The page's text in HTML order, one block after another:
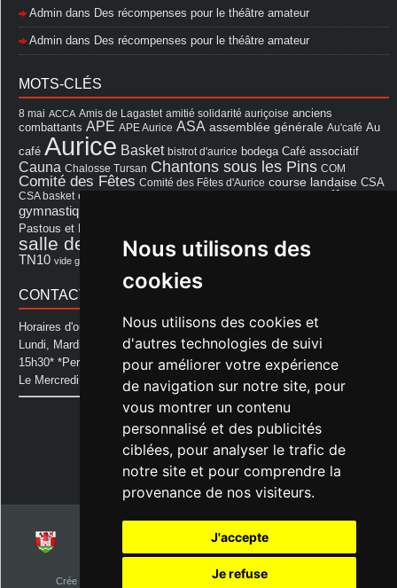
Nous utilisons des
cookies
Nous utilisons des cookies et
d'autres technologies de suivi
pour améliorer votre expérience
de navigation sur notre site, pour
vous montrer un contenu
personnalisé et des publicités
ciblées, pour analyser le trafic de
notre site et pour comprendre la
provenance de nos visiteurs.
J'accepte
Je refuse
Admin dans Des récompenses pour le théâtre amateur
Admin dans Des récompenses pour le théâtre amateur
MOTS-CLÉS
8 mai ACCA Amis de Lagastet amitié solidarité auriçoise anciens
combattants APE APE Aurice ASA assemblée générale Au'café Au
café Aurice Basket bistrot d'aurice bodega Café associatif
Cauna Chalosse Tursan Chantons sous les Pins COM
Comité des Fêtes Comité des Fêtes d'Aurice course landaise CSA
CSA basket cérémonie
fêtes
gymnastique volontaire
Pastous et Pastourettes
salle des fêtes salle des fêtes d'aurice Souprosse
TN10 vide grenier Voeux école
CONTACT MAIRIE
Horaires d'ouverture de la Mairie:
Lundi, Mardi, Jeudi et Vendredi : de 08h00 à 11h30 et de 12h30 à
15h30* *Permanence téléphonique jusqu'à 17h00
Le Mercredi : de 08h00 à 11h00
Mairie d'Aurice
14 Avenue des Pastous
40500 Aurice
Tel : 05 58 76 06 50
Plus d'infos »
Crée par | Theme Designé et hébergé par : NetClic.fr